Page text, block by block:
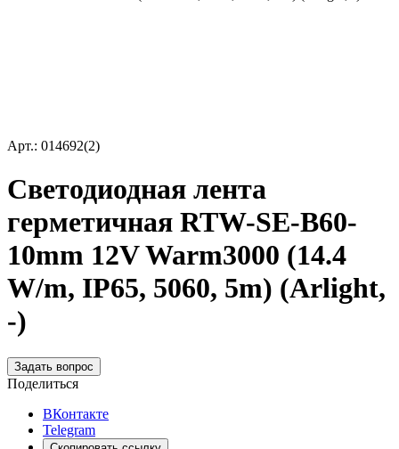
Арт.: 014692(2)
Светодиодная лента
герметичная RTW-SE-B60-
10mm 12V Warm3000 (14.4
W/m, IP65, 5060, 5m) (Arlight,
-)
Задать вопрос
Поделиться
ВКонтакте
Telegram